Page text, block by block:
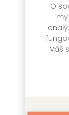
O
Váš